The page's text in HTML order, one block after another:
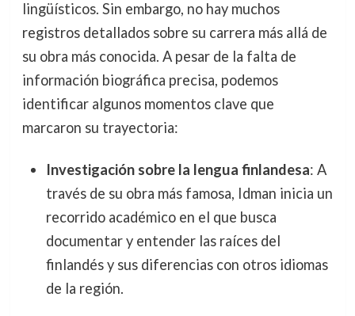
lingüísticos. Sin embargo, no hay muchos
registros detallados sobre su carrera más allá de
su obra más conocida. A pesar de la falta de
información biográfica precisa, podemos
identificar algunos momentos clave que
marcaron su trayectoria:
Investigación sobre la lengua finlandesa: A
través de su obra más famosa, Idman inicia un
recorrido académico en el que busca
documentar y entender las raíces del
finlandés y sus diferencias con otros idiomas
de la región.